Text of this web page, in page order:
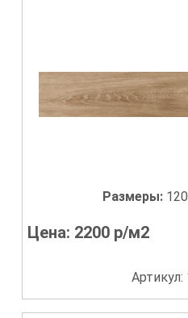
Размеры:
Цена: 2200 р/м2
Артикул: